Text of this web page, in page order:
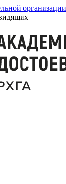
организации